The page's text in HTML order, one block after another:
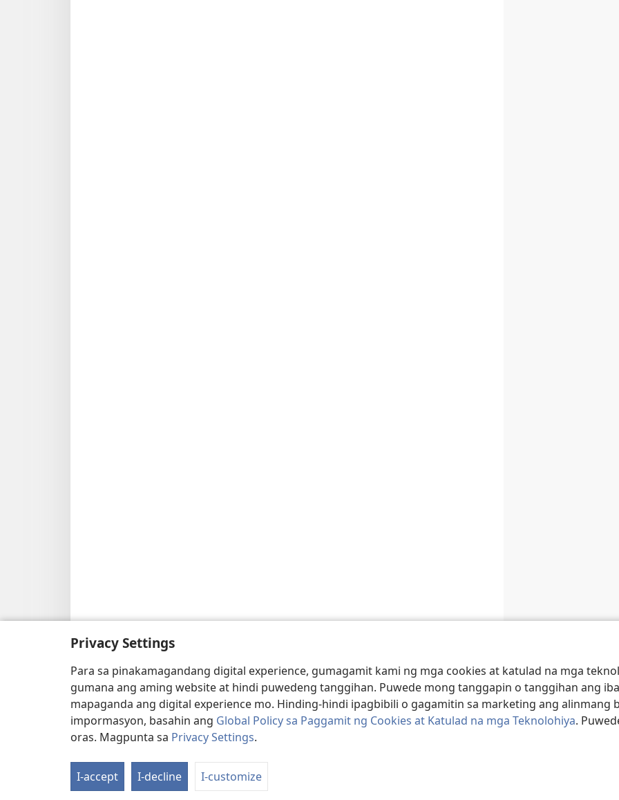
Privacy Settings
Para sa pinakamagandang digital experience, gumagamit kami ng mga cookies at katulad na mga
gumana ang aming website at hindi puwedeng tanggihan. Puwede mong tanggapin o tanggihan ang
mapaganda ang digital experience mo. Hinding-hindi ipagbibili o gagamitin sa marketing ang alinmang
impormasyon, basahin ang Global Policy sa Paggamit ng Cookies at Katulad na mga Teknolohiya.
oras. Magpunta sa Privacy Settings.
I-accept I-decline I-customize